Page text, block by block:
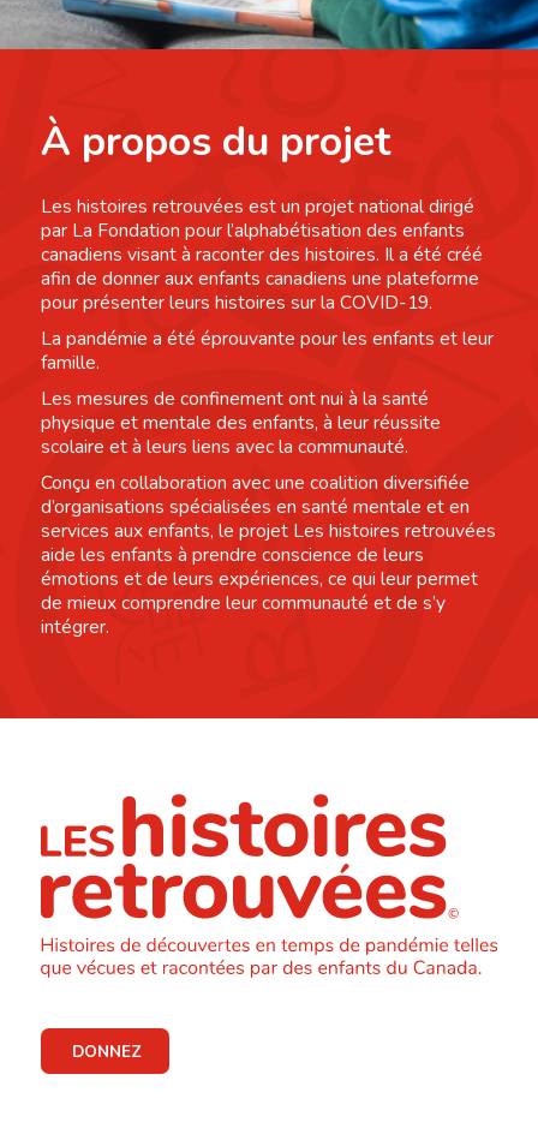
À propos du projet
Les histoires retrouvées est un projet national dirigé
par La Fondation pour l’alphabétisation des enfants
canadiens visant à raconter des histoires. Il a été créé
afin de donner aux enfants canadiens une plateforme
pour présenter leurs histoires sur la COVID-19.
La pandémie a été éprouvante pour les enfants et leur
famille.
Les mesures de confinement ont nui à la santé
physique et mentale des enfants, à leur réussite
scolaire et à leurs liens avec la communauté.
Conçu en collaboration avec une coalition diversifiée
d’organisations spécialisées en santé mentale et en
services aux enfants, le projet Les histoires retrouvées
aide les enfants à prendre conscience de leurs
émotions et de leurs expériences, ce qui leur permet
de mieux comprendre leur communauté et de s’y
intégrer.
DONNEZ